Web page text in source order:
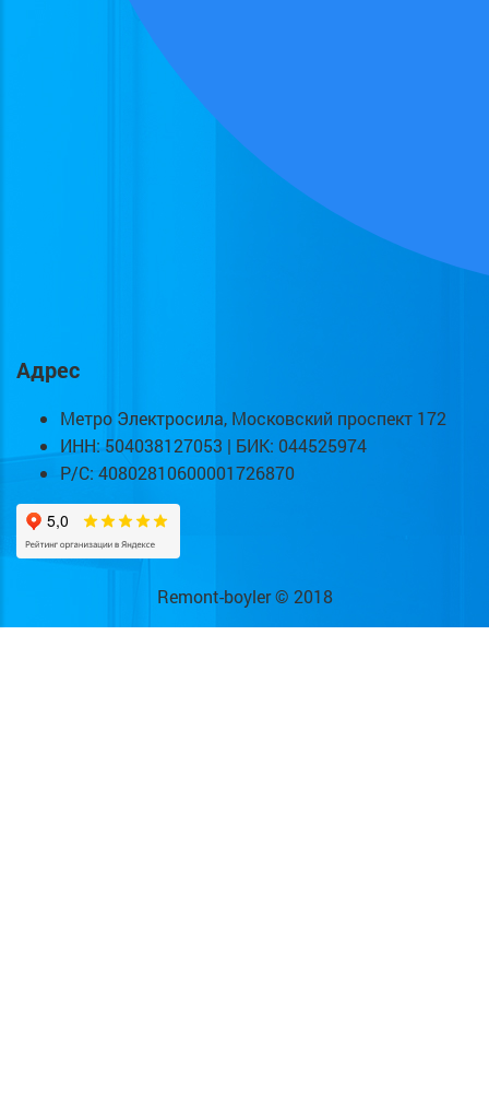
Адрес
Метро Электросила, Московский проспект 172
ИНН: 504038127053 | БИК: 044525974
Р/С: 40802810600001726870
Remont-boyler © 2018